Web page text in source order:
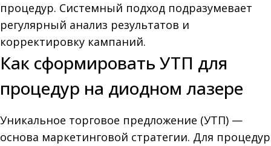
процедур. Системный подход подразумевает
регулярный анализ результатов и
корректировку кампаний.
Как сформировать УТП для
процедур на диодном лазере
Уникальное торговое предложение (УТП) —
основа маркетинговой стратегии. Для процедур